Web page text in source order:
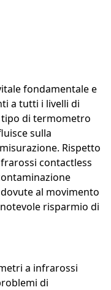
fondamentale e
a tutti i livelli di
tipo di termometro
sulla
Rispetto
contactless
al movimento
risparmio di
a infrarossi
di